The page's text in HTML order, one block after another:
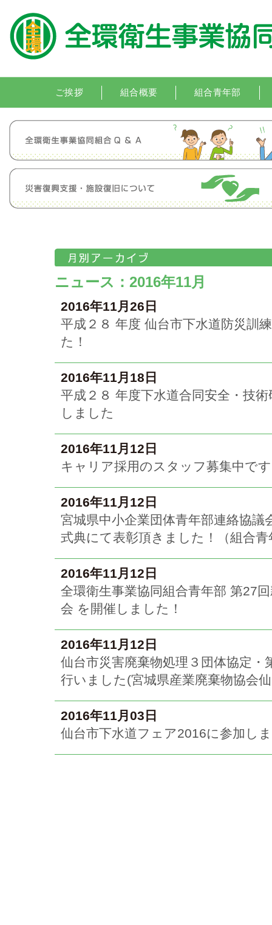
ご挨拶 組合概要 組合青年部
ニュース：2016年11月
2016年11月26日
平成２８ 年度 仙台市下水道防災訓
た！
2016年11月18日
平成２８ 年度下水道合同安全・技
しました
2016年11月12日
キャリア採用のスタッフ募集中で
2016年11月12日
宮城県中小企業団体青年部連絡協議
式典にて表彰頂きました！（組合青
2016年11月12日
全環衛生事業協同組合青年部 第27
会 を開催しました！
2016年11月12日
仙台市災害廃棄物処理３団体協定・
行いました(宮城県産業廃棄物協会
2016年11月03日
仙台市下水道フェア2016に参加し